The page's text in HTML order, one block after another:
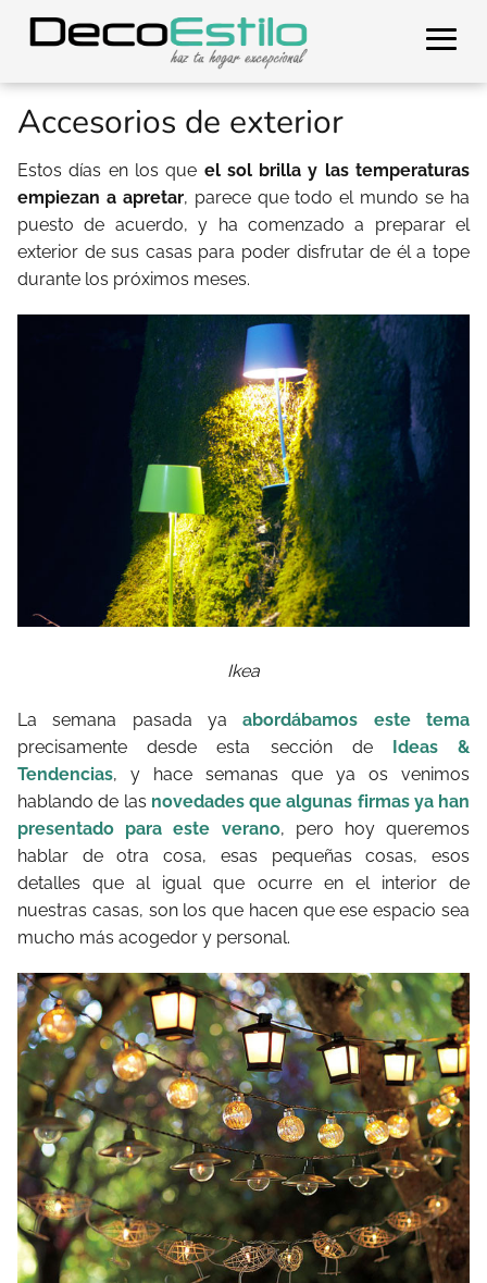
Accesorios de exterior
Estos días en los que el sol brilla y las temperaturas
empiezan a apretar, parece que todo el mundo se ha
puesto de acuerdo, y ha comenzado a preparar el
exterior de sus casas para poder disfrutar de él a tope
durante los próximos meses.
Ikea
La semana pasada yaabordábamos este tema
precisamente desde esta sección de Ideas &
Tendencias, y hace semanas que ya os venimos
hablando de las novedades que algunas firmas ya han
presentado para este verano, pero hoy queremos
hablar de otra cosa, esas pequeñas cosas, esos
detalles que al igual que ocurre en el interior de
nuestras casas, son los que hacen que ese espacio sea
mucho más acogedor y personal.